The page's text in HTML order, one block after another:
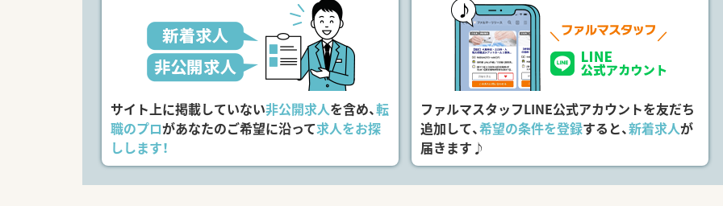
サイト上に掲載していない非公開求人を含め、転
職のプロがあなたのご希望に沿って求人をお探
しします！
ファルマスタッフLINE公式アカウントを友だち
追加して、希望の条件を登録すると、新着求人が
届きます♪